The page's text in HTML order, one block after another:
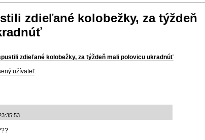
zdieľané kolobežky, za týždeň
zdieľané kolobežky, za týždeň mali polovicu ukradnúť
užívateľ.